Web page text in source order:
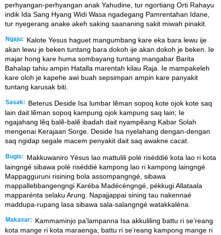
perhyangan-perhyangan anak Yahudine, tur ngortiang Orti Rahayu
indik Ida Sang Hyang Widi Wasa ngadegang Pamrentahan Idane,
tur nyegerang anake akeh saking saananing sakit miwah pinakit.
Ngaju:
Kalote Yesus haguet mangumbang kare eka bara lewu ije
akan lewu je beken tuntang bara dokoh ije akan dokoh je beken. Ie
majar hong kare huma sombayang tuntang mangabar Barita
Bahalap tahiu ampin Hatalla marentah kilau Raja. Ie mampakeleh
kare oloh je kapehe awi buah sepsimpan ampin kare panyakit
tuntang karusak biti.
Sasak:
Beterus Deside Isa lumbar lẽman sopoq kote ojok kote saq
lain dait lẽman sopoq kampung ojok kampung saq lain; Ie
ngajahang lẽq balẽ-balẽ ibadah dait nyampẽang Kabar Solah
mengenai Kerajaan Sorge. Deside Isa nyelahang dengan-dengan
saq ngidap segale macem penyakit dait saq awakne cacat.
Bugis:
Makkuwaniro Yésus lao mattulili polé riséddié kota lao ri kota
laingngé sibawa polé riséddié kampong lao ri kampong laingngé.
Mappagguruni risining bola assompangngé, sibawa
mappallebbangengngi Karéba Madécéngngé, pékkugi Allataala
mapparénta selaku Arung. Napajjappai sining tau nakennaé
maddupa-rupang lasa sibawa sala-salangngé watakkaléna.
Makasar:
Kammaminjo pa’lampanna Isa akkuliling battu ri se’reang
kota mange ri kota maraenga; battu ri se’reang kampong mange ri